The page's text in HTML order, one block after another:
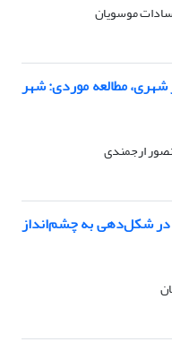
موسویان
مطالعه موردی: شهر
ارجمندی
در شکل‌دهی به چشم‌انداز